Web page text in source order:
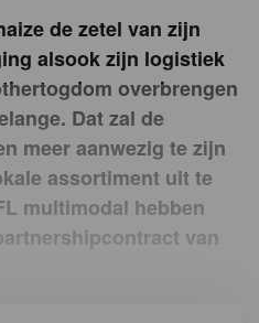
de zetel van zijn
alsook zijn logistiek
overbrengen
Dat zal de
meer aanwezig te zijn
assortiment uit te
multimodal hebben
van